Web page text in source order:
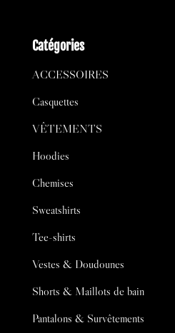
Catégories
ACCESSOIRES
Casquettes
VÊTEMENTS
Hoodies
Chemises
Sweatshirts
Tee-shirts
Vestes & Doudounes
Shorts & Maillots de bain
Pantalons & Survêtements